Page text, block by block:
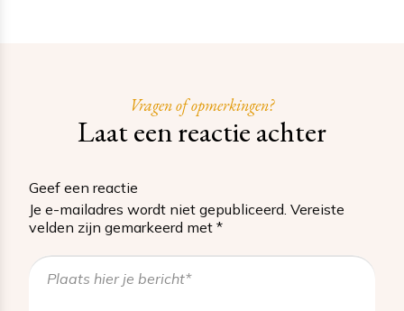
Vragen of opmerkingen?
Laat een reactie achter
Geef een reactie
Je e-mailadres wordt niet gepubliceerd. Vereiste
velden zijn gemarkeerd met *